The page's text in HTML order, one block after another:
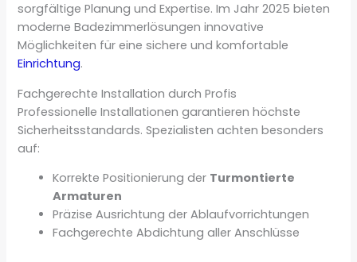
sorgfältige Planung und Expertise. Im Jahr 2025 bieten
moderne Badezimmerlösungen innovative
Möglichkeiten für eine sichere und komfortable
Einrichtung.
Fachgerechte Installation durch Profis
Professionelle Installationen garantieren höchste
Sicherheitsstandards. Spezialisten achten besonders
auf:
Korrekte Positionierung der Turmontierte
Armaturen
Präzise Ausrichtung der Ablaufvorrichtungen
Fachgerechte Abdichtung aller Anschlüsse